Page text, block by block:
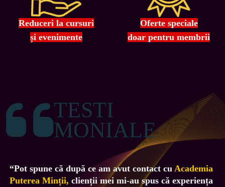
Reduceri la cursuri
și evenimente
Oferte speciale
doar pentru membrii
TESTI
MONIALE
“Pot spune că după ce am avut contact cu Academia
Puterea Minții, clienții mei mi-au spus că experiența